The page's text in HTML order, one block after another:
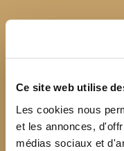
Ce site web utilise
Les cookies nous
et les annonces,
médias sociaux et